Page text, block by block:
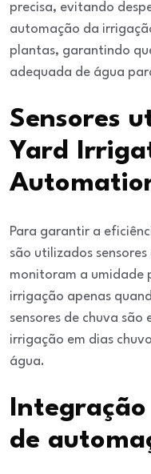
precisa, evitando
automação da
plantas, garantindo
adequada de água
Sensores
Yard
Para garantir a
são utilizados
monitoram a umidade
irrigação apenas
sensores de chuva
irrigação em dias
água.
Integração
de